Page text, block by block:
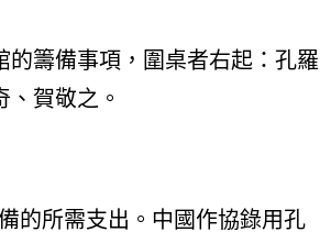
籌備事項，圍桌者右起：孔羅
賀敬之。
的所需支出。中國作協錄用孔